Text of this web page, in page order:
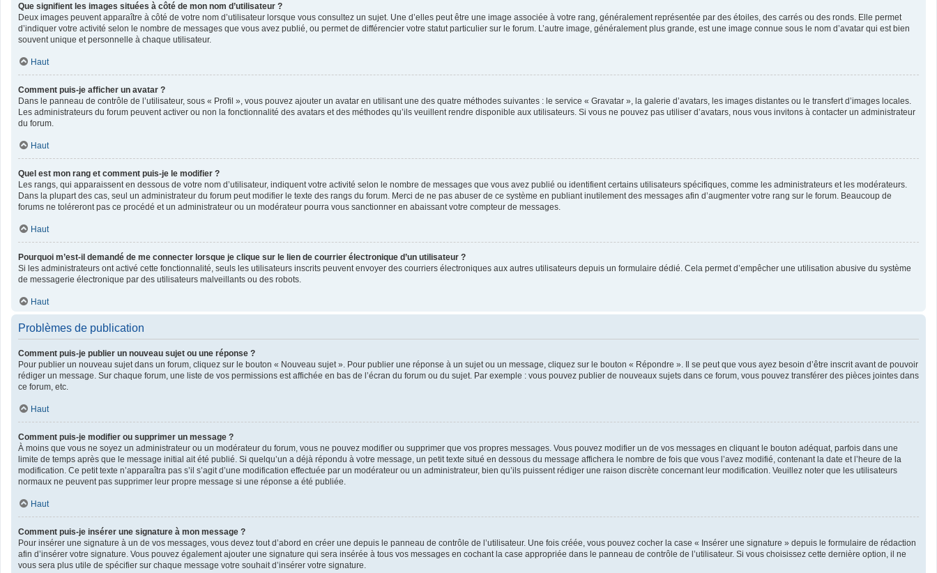
Que signifient les images situées à côté de mon nom d’utilisateur ?
Deux images peuvent apparaître à côté de votre nom d’utilisateur lorsque vous consultez un sujet. Une d’elles peut être une image associée à votre rang, généralement représentée par des étoiles, des carrés ou des ronds. Elle permet
d’indiquer votre activité selon le nombre de messages que vous avez publié, ou permet de différencier votre statut particulier sur le forum. L’autre image, généralement plus grande, est une image connue sous le nom d’avatar qui est bien
souvent unique et personnelle à chaque utilisateur.
Haut
Comment puis-je afficher un avatar ?
Dans le panneau de contrôle de l’utilisateur, sous « Profil », vous pouvez ajouter un avatar en utilisant une des quatre méthodes suivantes : le service « Gravatar », la galerie d’avatars, les images distantes ou le transfert d’images locales.
Les administrateurs du forum peuvent activer ou non la fonctionnalité des avatars et des méthodes qu’ils veuillent rendre disponible aux utilisateurs. Si vous ne pouvez pas utiliser d’avatars, nous vous invitons à contacter un administrateur
du forum.
Haut
Quel est mon rang et comment puis-je le modifier ?
Les rangs, qui apparaissent en dessous de votre nom d’utilisateur, indiquent votre activité selon le nombre de messages que vous avez publié ou identifient certains utilisateurs spécifiques, comme les administrateurs et les modérateurs.
Dans la plupart des cas, seul un administrateur du forum peut modifier le texte des rangs du forum. Merci de ne pas abuser de ce système en publiant inutilement des messages afin d’augmenter votre rang sur le forum. Beaucoup de
forums ne toléreront pas ce procédé et un administrateur ou un modérateur pourra vous sanctionner en abaissant votre compteur de messages.
Haut
Pourquoi m’est-il demandé de me connecter lorsque je clique sur le lien de courrier électronique d’un utilisateur ?
Si les administrateurs ont activé cette fonctionnalité, seuls les utilisateurs inscrits peuvent envoyer des courriers électroniques aux autres utilisateurs depuis un formulaire dédié. Cela permet d’empêcher une utilisation abusive du système
de messagerie électronique par des utilisateurs malveillants ou des robots.
Haut
Problèmes de publication
Comment puis-je publier un nouveau sujet ou une réponse ?
Pour publier un nouveau sujet dans un forum, cliquez sur le bouton « Nouveau sujet ». Pour publier une réponse à un sujet ou un message, cliquez sur le bouton « Répondre ». Il se peut que vous ayez besoin d’être inscrit avant de pouvoir
rédiger un message. Sur chaque forum, une liste de vos permissions est affichée en bas de l’écran du forum ou du sujet. Par exemple : vous pouvez publier de nouveaux sujets dans ce forum, vous pouvez transférer des pièces jointes dans
ce forum, etc.
Haut
Comment puis-je modifier ou supprimer un message ?
À moins que vous ne soyez un administrateur ou un modérateur du forum, vous ne pouvez modifier ou supprimer que vos propres messages. Vous pouvez modifier un de vos messages en cliquant le bouton adéquat, parfois dans une
limite de temps après que le message initial ait été publié. Si quelqu’un a déjà répondu à votre message, un petit texte situé en dessous du message affichera le nombre de fois que vous l’avez modifié, contenant la date et l’heure de la
modification. Ce petit texte n’apparaîtra pas s’il s’agit d’une modification effectuée par un modérateur ou un administrateur, bien qu’ils puissent rédiger une raison discrète concernant leur modification. Veuillez noter que les utilisateurs
normaux ne peuvent pas supprimer leur propre message si une réponse a été publiée.
Haut
Comment puis-je insérer une signature à mon message ?
Pour insérer une signature à un de vos messages, vous devez tout d’abord en créer une depuis le panneau de contrôle de l’utilisateur. Une fois créée, vous pouvez cocher la case « Insérer une signature » depuis le formulaire de rédaction
afin d’insérer votre signature. Vous pouvez également ajouter une signature qui sera insérée à tous vos messages en cochant la case appropriée dans le panneau de contrôle de l’utilisateur. Si vous choisissez cette dernière option, il ne
vous sera plus utile de spécifier sur chaque message votre souhait d’insérer votre signature.